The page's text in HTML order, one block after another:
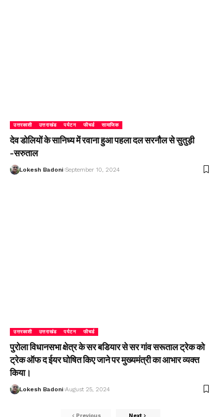
उत्तरकाशी उत्तराखंड पर्यटन फीचर्ड सामाजिक
देव डोलियों के सानिध्य में रवाना हुआ पहला दल सरनौल से सुतुड़ी
-सरुताल
Lokesh Badoni September 10, 2024
उत्तरकाशी उत्तराखंड पर्यटन फीचर्ड
पुरोला विधानसभा क्षेत्र के सर बडियार से सर गांव सरूताल ट्रेक को
ट्रेक ऑफ द ईयर घोषित किए जाने पर मुख्यमंत्री का आभार व्यक्त
किया।
Lokesh Badoni August 25, 2024